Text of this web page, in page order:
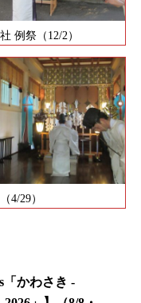
例祭（12/2）
4/29）
「かわさき -